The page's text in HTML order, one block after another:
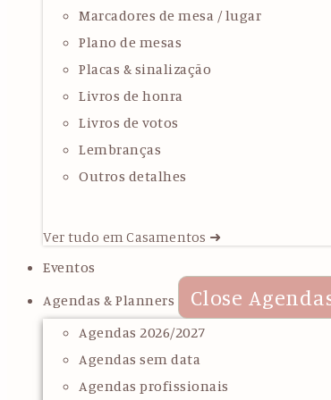
Marcadores de mesa / lugar
Plano de mesas
Placas & sinalização
Livros de honra
Livros de votos
Lembranças
Outros detalhes
Ver tudo em Casamentos ➜
Eventos
Agendas & Planners
Close
Agendas 2026/2027
Agendas sem data
Agendas profissionais